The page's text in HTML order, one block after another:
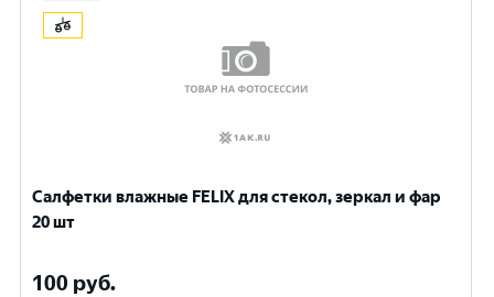
Салфетки влажные FELIX для стекол, зеркал и фар
20 шт
100 руб.